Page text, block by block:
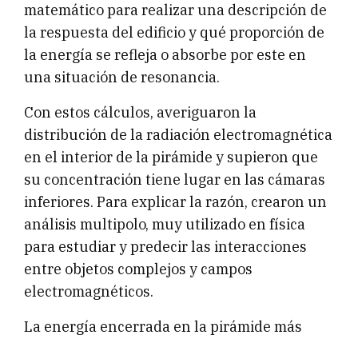
matemático para realizar una descripción de
la respuesta del edificio y qué proporción de
la energía se refleja o absorbe por este en
una situación de resonancia.
Con estos cálculos, averiguaron la
distribución de la radiación electromagnética
en el interior de la pirámide y supieron que
su concentración tiene lugar en las cámaras
inferiores. Para explicar la razón, crearon un
análisis multipolo, muy utilizado en física
para estudiar y predecir las interacciones
entre objetos complejos y campos
electromagnéticos.
La energía encerrada en la pirámide más